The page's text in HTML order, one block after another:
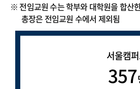
서울캠
357
※ 전임교원 수는 학부와 대학원을 합산
총장은 전임교원 수에서 제외됨